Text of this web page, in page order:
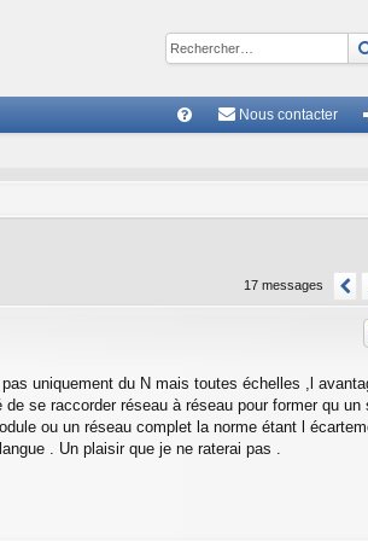
R
Nous contacter
17 messages
uniquement du N mais toutes échelles ,l
se raccorder réseau à réseau pour former qu un
ou un réseau complet la norme étant l
. Un plaisir que je ne raterai pas .